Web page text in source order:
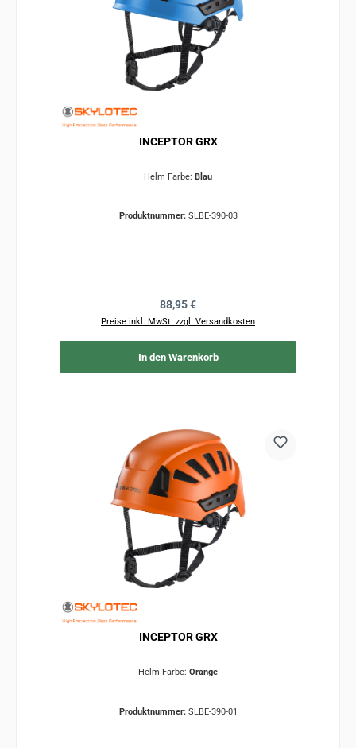
INCEPTOR GRX
Helm Farbe: Blau
Produktnummer: SLBE-390-03
Regulärer Preis:
88,95 €
Preise inkl. MwSt. zzgl. Versandkosten
In den Warenkorb
INCEPTOR GRX
Helm Farbe: Orange
Produktnummer: SLBE-390-01